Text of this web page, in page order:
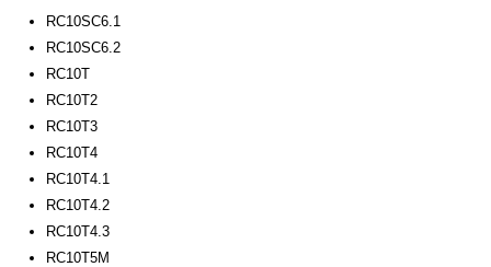
RC10SC6.1
RC10SC6.2
RC10T
RC10T2
RC10T3
RC10T4
RC10T4.1
RC10T4.2
RC10T4.3
RC10T5M